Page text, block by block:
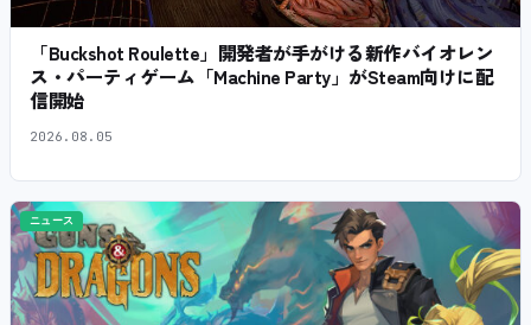
「Buckshot Roulette」開発者が手がける新作バイオレン
ス・パーティゲーム「Machine Party」がSteam向けに配
信開始
2026.08.05
ニュース